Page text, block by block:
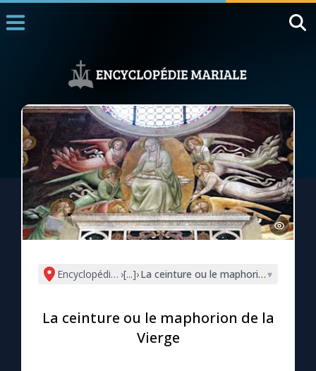
1000 Raisons de Croire
L'actualité de la semaine
La chaîne Youtube
La newsletter
La vidéo de la semaine
Encyclopédie mariale
›[...]›La ceinture ou le maphorion de la
▾
La ceinture ou le maphorion de la
Vierge